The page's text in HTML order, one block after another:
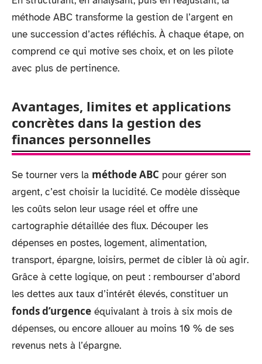
méthode ABC transforme la gestion de l’argent en
une succession d’actes réfléchis. À chaque étape, on
comprend ce qui motive ses choix, et on les pilote
avec plus de pertinence.
Avantages, limites et applications
concrètes dans la gestion des
finances personnelles
Se tourner vers la méthode ABC pour gérer son
argent, c’est choisir la lucidité. Ce modèle dissèque
les coûts selon leur usage réel et offre une
cartographie détaillée des flux. Découper les
dépenses en postes, logement, alimentation,
transport, épargne, loisirs, permet de cibler là où agir.
Grâce à cette logique, on peut : rembourser d’abord
les dettes aux taux d’intérêt élevés, constituer un
fonds d’urgence équivalant à trois à six mois de
dépenses, ou encore allouer au moins 10 % de ses
revenus nets à l’épargne.